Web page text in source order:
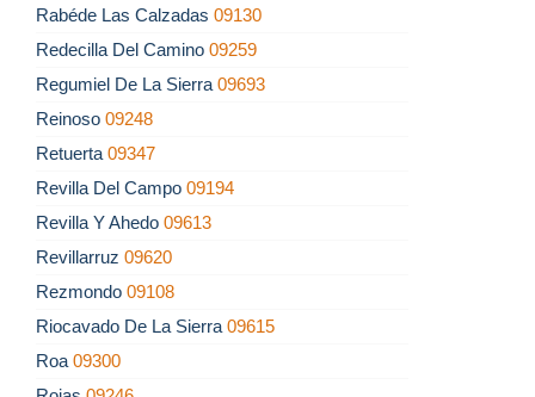
Rabéde Las Calzadas 09130
Redecilla Del Camino 09259
Regumiel De La Sierra 09693
Reinoso 09248
Retuerta 09347
Revilla Del Campo 09194
Revilla Y Ahedo 09613
Revillarruz 09620
Rezmondo 09108
Riocavado De La Sierra 09615
Roa 09300